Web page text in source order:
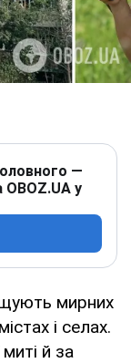
—
OBOZ.UA у
мирних
і селах.
й за